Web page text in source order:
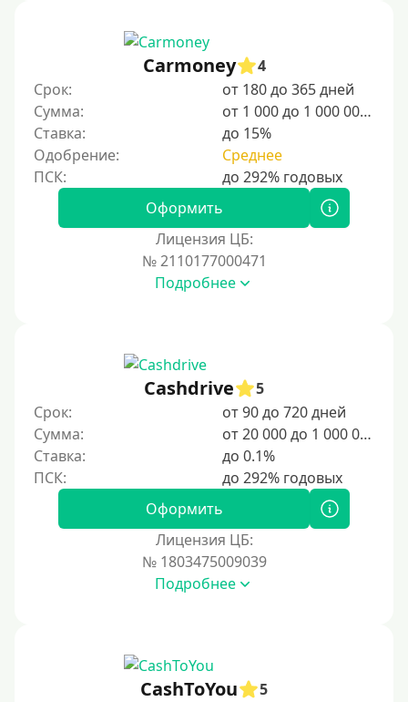
Carmoney
4
Срок:
от 180 до 365 дней
Сумма:
от 1 000 до 1 000 000 ₽
Ставка:
до 15%
Одобрение:
Среднее
Оформить
Лицензия ЦБ:
№ 2110177000471
Подробнее
Cashdrive
5
Срок:
от 90 до 720 дней
Сумма:
от 20 000 до 1 000 000 ₽
Ставка:
до 0.1%
Оформить
Лицензия ЦБ:
№ 1803475009039
Подробнее
CashToYou
5